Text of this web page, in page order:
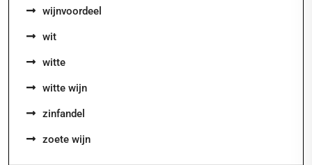
wijnvoordeel
wit
witte
witte wijn
zinfandel
zoete wijn